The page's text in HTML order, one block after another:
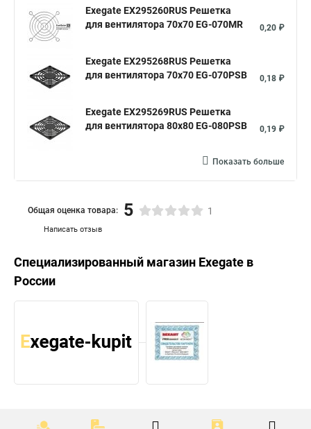
Exegate EX295260RUS Решетка
для вентилятора 70x70 EG-070MR
0,20 ₽
Exegate EX295268RUS Решетка
для вентилятора 70x70 EG-070PSB
0,18 ₽
Exegate EX295269RUS Решетка
для вентилятора 80x80 EG-080PSB
0,19 ₽
Показать больше
Написать отзыв
Общая оценка товара: 5 1
Специализированный магазин Exegate в
России